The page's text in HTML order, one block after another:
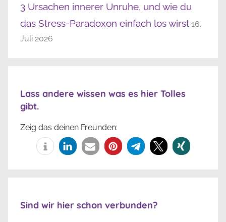
3 Ursachen innerer Unruhe, und wie du
das Stress-Paradoxon einfach los wirst 16.
Juli 2026
Lass andere wissen was es hier Tolles
gibt.
Zeig das deinen Freunden:
Sind wir hier schon verbunden?